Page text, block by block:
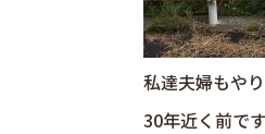
私達夫婦もや
30年近く前で